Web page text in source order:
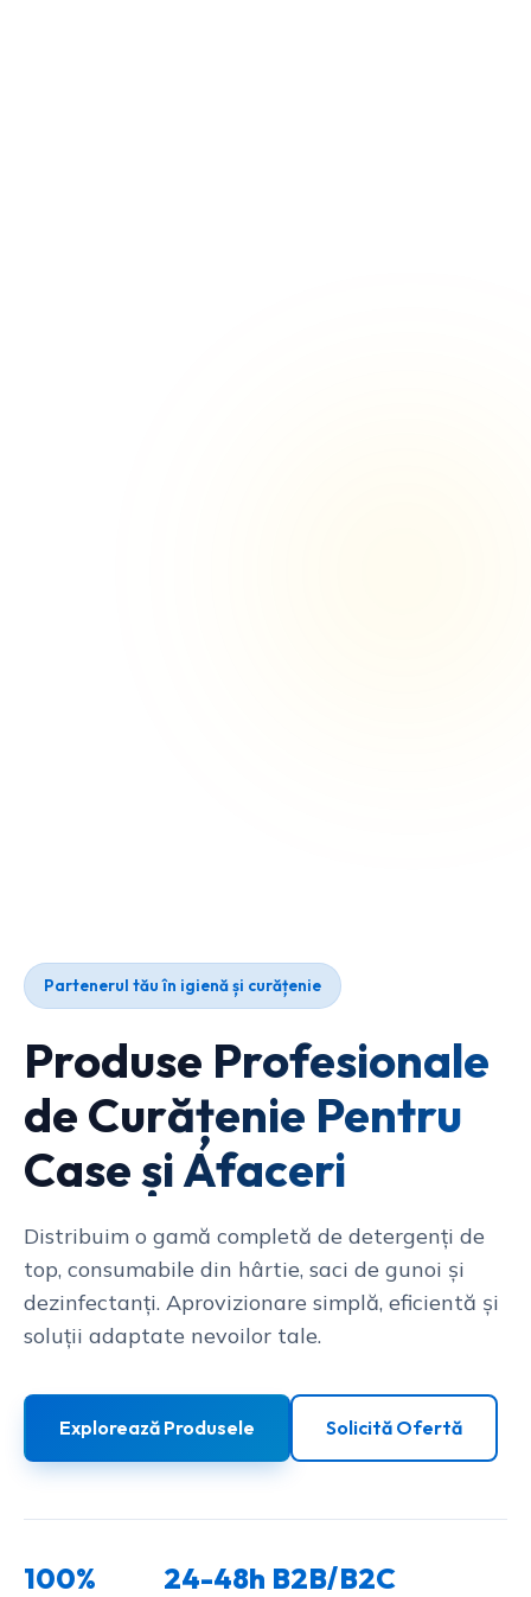
Partenerul tău în igienă și curățenie
Produse Profesionale
de Curățenie Pentru
Case și Afaceri
Distribuim o gamă completă de detergenți de
top, consumabile din hârtie, saci de gunoi și
dezinfectanți. Aprovizionare simplă, eficientă și
soluții adaptate nevoilor tale.
Explorează Produsele Solicită Ofertă
100% 24-48h B2B/B2C